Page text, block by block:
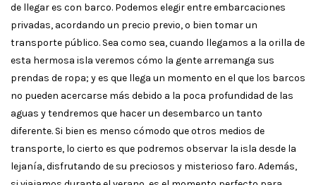
de llegar es con barco. Podemos elegir entre embarcaciones
privadas, acordando un precio previo, o bien tomar un
transporte público. Sea como sea, cuando llegamos a la orilla de
esta hermosa isla veremos cómo la gente arremanga sus
prendas de ropa; y es que llega un momento en el que los barcos
no pueden acercarse más debido a la poca profundidad de las
aguas y tendremos que hacer un desembarco un tanto
diferente. Si bien es menso cómodo que otros medios de
transporte, lo cierto es que podremos observar la isla desde la
lejanía, disfrutando de su preciosos y misterioso faro. Además,